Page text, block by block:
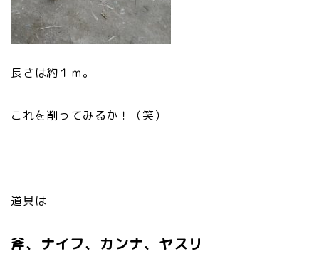
長さは約１ｍ。
これを削ってみるか！（笑）
道具は
斧、ナイフ、カンナ、ヤスリ